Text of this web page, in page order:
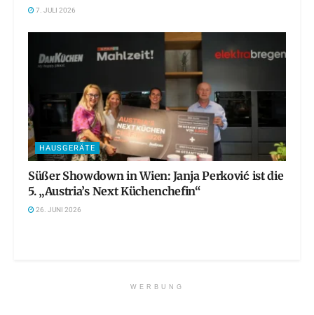
7. JULI 2026
HAUSGERÄTE
Süßer Showdown in Wien: Janja Perković ist die
5. „Austria’s Next Küchenchefin“
26. JUNI 2026
WERBUNG